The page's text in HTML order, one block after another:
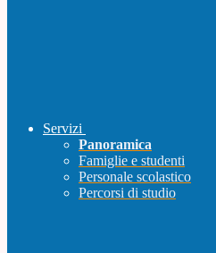
Servizi
Panoramica
Famiglie e studenti
Personale scolastico
Percorsi di studio